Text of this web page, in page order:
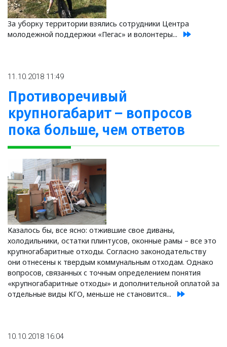
За уборку территории взялись сотрудники Центра
молодежной поддержки «Пегас» и волонтеры...
11.10.2018 11:49
Противоречивый
крупногабарит – вопросов
пока больше, чем ответов
Казалось бы, все ясно: отжившие свое диваны,
холодильники, остатки плинтусов, оконные рамы – все это
крупногабаритные отходы. Согласно законодательству
они отнесены к твердым коммунальным отходам. Однако
вопросов, связанных с точным определением понятия
«крупногабаритные отходы» и дополнительной оплатой за
отдельные виды КГО, меньше не становится...
10.10.2018 16:04